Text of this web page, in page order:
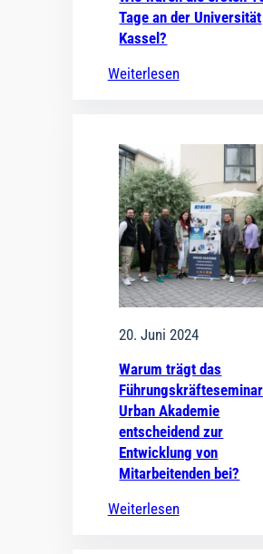
Tage an der Universität
Kassel?
Weiterlesen
20. Juni 2024
Warum trägt das
Urban Akademie
entscheidend zur
Entwicklung von
Mitarbeitenden bei?
Weiterlesen